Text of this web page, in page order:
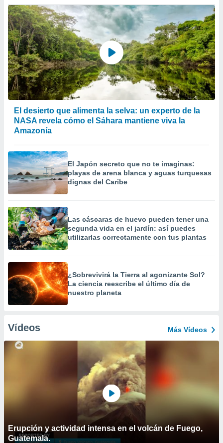
El desierto que alimenta la selva: un experto de la
NASA revela cómo el Sáhara mantiene viva la
Amazonía
El Japón secreto que no te imaginas:
playas de arena blanca y aguas turquesas
dignas del Caribe
Las cáscaras de huevo pueden tener una
segunda vida en el jardín: así puedes
utilizarlas correctamente con tus plantas
¿Sobrevivirá la Tierra al agonizante Sol?
La ciencia reescribe el último día de
nuestro planeta
Vídeos Más Vídeos
Erupción y actividad intensa en el volcán de Fuego,
Guatemala.